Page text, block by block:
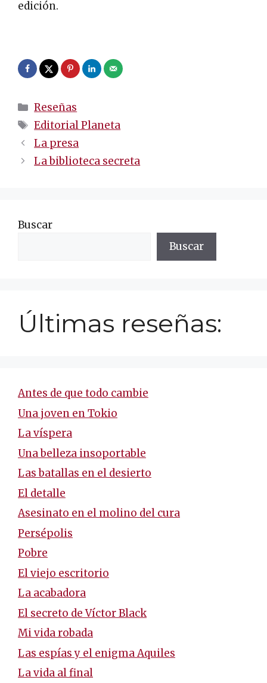
edición.
Categorías
Reseñas
Etiquetas
Editorial Planeta
Navegación
de
La presa
La biblioteca secreta
Buscar
Buscar
Últimas reseñas:
Antes de que todo cambie
Una joven en Tokio
La víspera
Una belleza insoportable
Las batallas en el desierto
El detalle
Asesinato en el molino del cura
Persépolis
Pobre
El viejo escritorio
La acabadora
El secreto de Víctor Black
Mi vida robada
Las espías y el enigma Aquiles
La vida al final